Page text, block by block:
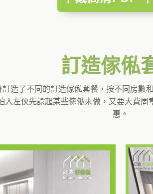
訂造傢俬
造了不同的訂造傢俬套餐，按不同房
入左伙先諗起某些傢俬未做，又要大費
惠。